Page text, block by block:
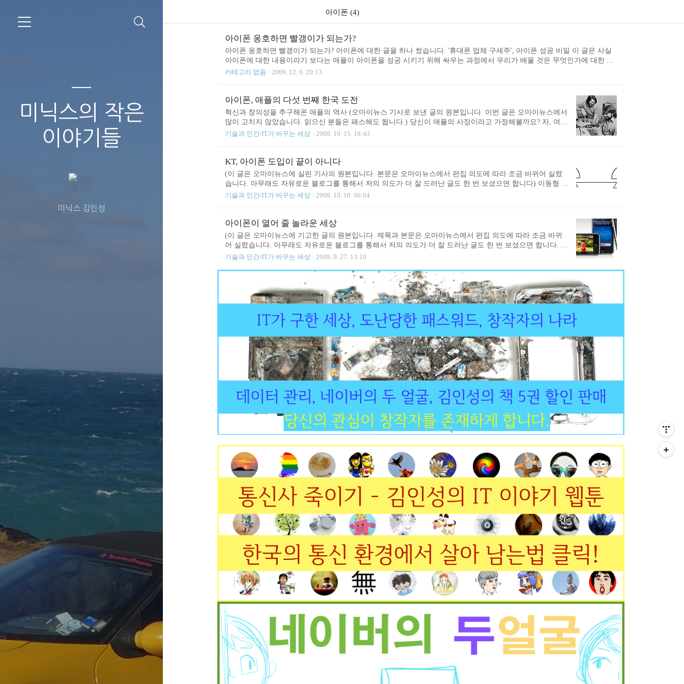
미닉스의 작은
이야기들
미닉스 김인성
아이폰 (4)
아이폰 옹호하면 빨갱이가 되는가?
아이폰 옹호하면 빨갱이가 되는가? 아이폰에 대한 글을 하나 썼습니다. '휴대폰 업체 구세주', 아이폰 성공 비밀 이 글은 사실
아이폰에 대한 내용이라기 보다는 애플이 아이폰을 성공 시키기 위해 싸우는 과정에서 우리가 배울 것은 무엇인가에 대한 내
용입니다. 기존 관행에 굴복하여 신념을 굽히지 말고 자신이 잘하는 분야에서 창의적인 아이디어로 승부하라는 내용입니다.
도 외국에 나갔을 때 우리나라 기업 로고를 보고 감동한 적도 많았습니다. 우리가 김연아를 바라보듯이..
카테고리 없음 2009. 12. 6. 20:13
아이폰, 애플의 다섯 번째 한국 도전
혁신과 창의성을 추구해온 애플의 역사 (오마이뉴스 기사로 보낸 글의 원본입니다. 이번 글은 오마이뉴스에서
많이 고치지 않았습니다. 읽으신 분들은 패스해도 됩니다.) 당신이 애플의 사장이라고 가정해볼까요? 자, 여기
한국 시장이 있습니다. 이 시장에 들어오고 싶은 생각이 드시나요? 수요가 얼마 되지도 않으면서 국산품 애용
합니다. 바로 옆엔 애플 제품이라면 예술품처럼 떠 받드는 일본과 거대한 매출이 기대되는 중국이 있습니다.
어떠신가요? 저 같으면 웬만하면 포기하겠습니다. 사실 없어서 못 파는 지경이니..
기술과 인간/IT가 바꾸는 세상 2009. 10. 15. 18:43
KT, 아이폰 도입이 끝이 아니다
(이 글은 오마이뉴스에 실린 기사의 원본입니다. 본문은 오마이뉴스에서 편집 의도에 따라 조금 바뀌어 실렸
습니다. 아무래도 자유로운 블로그를 통해서 저의 의도가 더 잘 드러난 글도 한 번 보셨으면 합니다) 이동형 무
선 인터넷 시대를 대비해야 할 이유 인터넷이 폭발적으로 성장하던 시기에 전세계 서버가 동이 난 적이 있습니
발자들이 직접 날아와 밤새 장비 앞에서 프로그램 소스를 고쳐 가면서 문제를 해결해야 했습니다. 그때부터 한
국은 전세계의 IT를 주도하기 시작했고 모든 전자 장비의 테스트 현장으로 변했습..
기술과 인간/IT가 바꾸는 세상 2009. 10. 10. 06:04
아이폰이 열어 줄 놀라운 세상
(이 글은 오마이뉴스에 기고한 글의 원본입니다. 제목과 본문은 오마이뉴스에서 편집 의도에 따라 조금 바뀌
어 실렸습니다. 아무래도 자유로운 블로그를 통해서 저의 의도가 더 잘 드러난 글도 한 번 보셨으면 합니다. 사
실 제 글은 사족 같은 부연 부분에 감동이라는 이름의 조각들이 조금 들어 있는데 기사라는 형식 때문에 잘려
3 기능을 포함하고, GPS를 내장한 PDA 기능과 카메라와 동영상까지 지원하며 각종 프로그램도 사용할 수 있
는 휴대폰. 이미지 출처: http://www.apple.com 아이폰의 인기 이유 드디어 아이폰이 도입된다고 합니다. 아이폰
에는 한 눈에 반하게 만드는 애플의 미니멀리즘 ..
기술과 인간/IT가 바꾸는 세상 2009. 9. 27. 13:19